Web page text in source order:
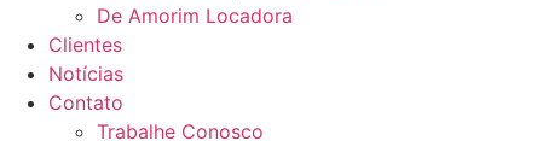
De Amorim Locadora
Clientes
Notícias
Contato
Trabalhe Conosco